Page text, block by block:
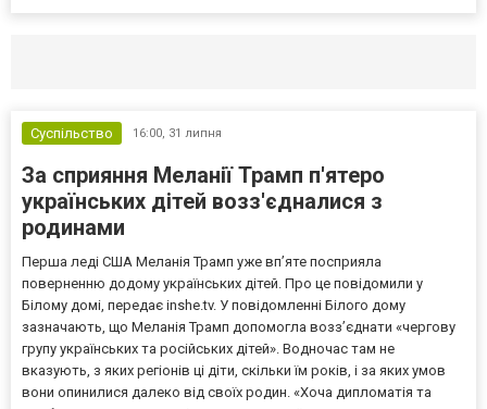
Суспільство 16:00, 31 липня
За сприяння Меланії Трамп п'ятеро
українських дітей возз'єдналися з
родинами
Перша леді США Меланія Трамп уже впʼяте посприяла
поверненню додому українських дітей. Про це повідомили у
Білому домі, передає inshe.tv. У повідомленні Білого дому
зазначають, що Меланія Трамп допомогла возз’єднати «чергову
групу українських та російських дітей». Водночас там не
вказують, з яких регіонів ці діти, скільки їм років, і за яких умов
вони опинилися далеко від своїх родин. «Хоча дипломатія та